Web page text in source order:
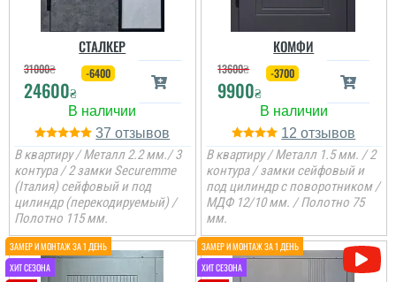
СТАЛКЕР
31000₴
24600₴
-6400
37
В квартиру / Металл 2.2 мм./ 3
контура / 2 замки Securemme
(Італия) сейфовый и под
цилиндр (перекодируемый) /
Полотно 115 мм.
КОМФИ
13600₴
9900₴
-3700
12
В квартиру / Металл 1.5 мм. / 2
контура / замки сейфовый и
под цилиндр с поворотником /
МДФ 12/10 мм. / Полотно 75
мм.